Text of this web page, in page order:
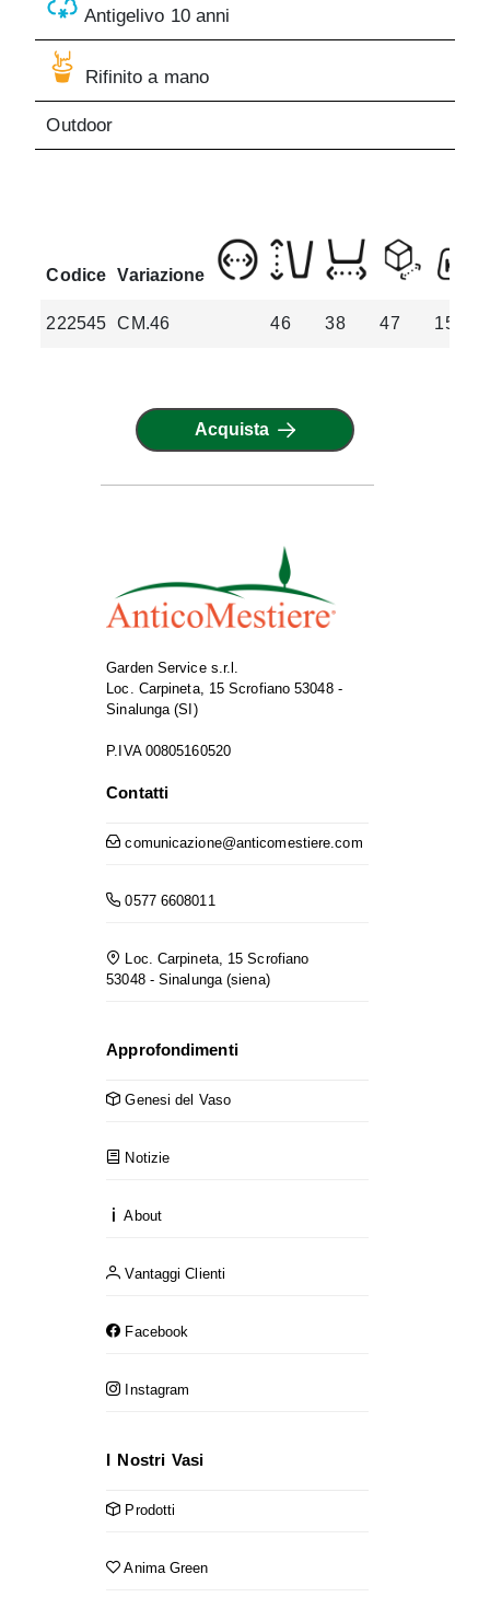
Antigelivo 10 anni
Rifinito a mano
Outdoor
Codice Variazione
222545 CM.46 46 38 47 15.9
Acquista
Garden Service s.r.l.
Loc. Carpineta, 15 Scrofiano 53048 -
Sinalunga (SI)
P.IVA 00805160520
Contatti
comunicazione@anticomestiere.com
0577 6608011
Loc. Carpineta, 15 Scrofiano
53048 - Sinalunga (siena)
Approfondimenti
Genesi del Vaso
Notizie
About
Vantaggi Clienti
Facebook
Instagram
I Nostri Vasi
Prodotti
Anima Green